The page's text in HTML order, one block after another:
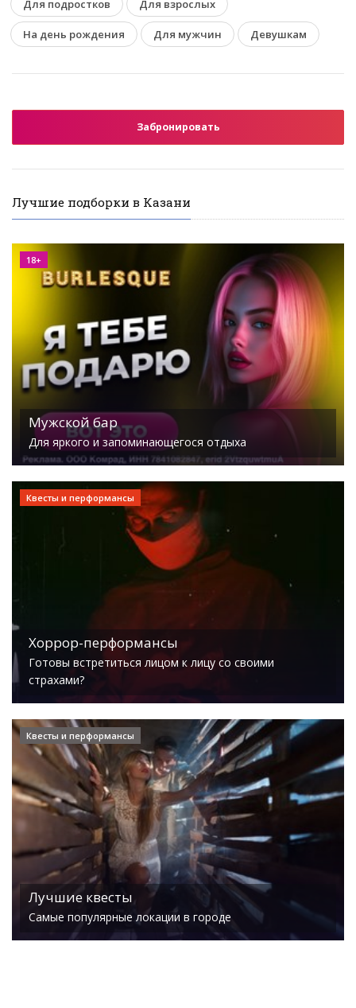
Для подростков Для взрослых
На день рождения Для мужчин Девушкам
Забронировать
Лучшие подборки в Казани
18+
Мужской бар
Для яркого и запоминающегося отдыха
Квесты и перформансы
Хоррор-перформансы
Готовы встретиться лицом к лицу со своими
страхами?
Квесты и перформансы
Лучшие квесты
Самые популярные локации в городе